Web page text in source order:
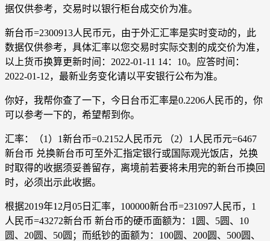
据仅供参考，交易时以银行柜台成交价为准。
新台币=2300913人民币元，由于外汇汇率是实时变动的，此
数据仅供参考，具体汇率以您交易时实际交割的成交价为准，
以上货币换算更新时间：2022-01-11 14：10。应答时间：
2022-01-12，最新业务变化请以平安银行公布为准。
你好，我帮你查了一下，今日台币汇率是0.2206人民币的，你
可以参考一下的，希望帮到你。
汇率：（1）1新台币=0.2152人民币元 （2）1人民币元=6467
新台币 兑换新台币可至外汇指定银行或国际观光饭店，兑换
时取得的收据须妥善留存，离境前若要将未用完的新台币换回
时，必须出示此收据。
根据2019年12月05日汇率，100000新台币=231097人民币，1
人民币=43272新台币 新台币的硬币面额为：1圆、5圆、10
圆、20圆、50圆；而纸钞的面额为：100圆、200圆、500圆、